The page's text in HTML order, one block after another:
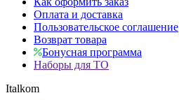
Оплата и доставка
Пользовательское соглашение
Возврат товара
Бонусная программа
Наборы для ТО
Italkom